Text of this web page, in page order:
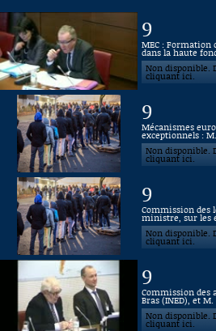
À LA DEMANDE
RECHERCHE
AIDE À LA DÉCOUPE
DE VIDÉOS
Questions au
Présidence
Évènements
Connaissance,
9
MEC :
dans la haute
Non disponible.
cliquant ici.
9
Mécanismes
exceptionnels :
Non disponible.
cliquant ici.
9
Commission des
ministre, sur les
Non disponible.
cliquant ici.
9
Commission des
Bras (INED), et M.
Non disponible.
cliquant ici.